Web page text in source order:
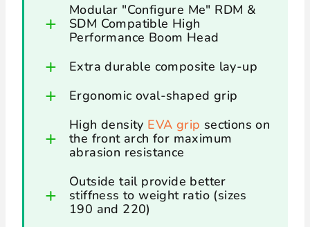
Modular "Configure Me" RDM &
SDM Compatible High
Performance Boom Head
Extra durable composite lay-up
Ergonomic oval-shaped grip
High density EVA grip sections on
the front arch for maximum
abrasion resistance
Outside tail provide better
stiffness to weight ratio (sizes
190 and 220)